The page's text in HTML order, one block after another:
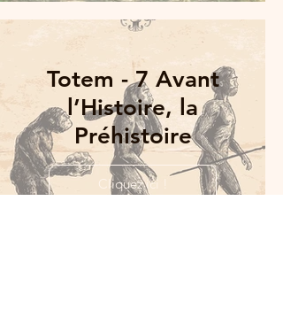
Totem - 7 Avant
l’Histoire, la
Préhistoire
Cliquez ici !